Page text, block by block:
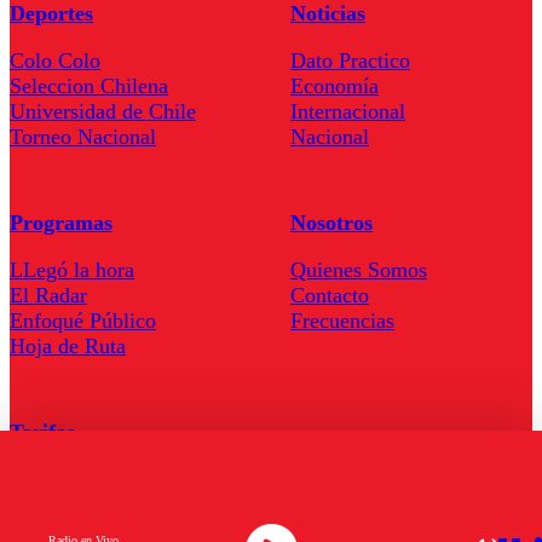
Deportes
Colo Colo
Seleccion Chilena
Universidad de Chile
Torneo Nacional
Noticias
Dato Practico
Economía
Internacional
Nacional
Programas
LLegó la hora
El Radar
Enfoqué Público
Hoja de Ruta
Nosotros
Quienes Somos
Contacto
Frecuencias
Tarifas